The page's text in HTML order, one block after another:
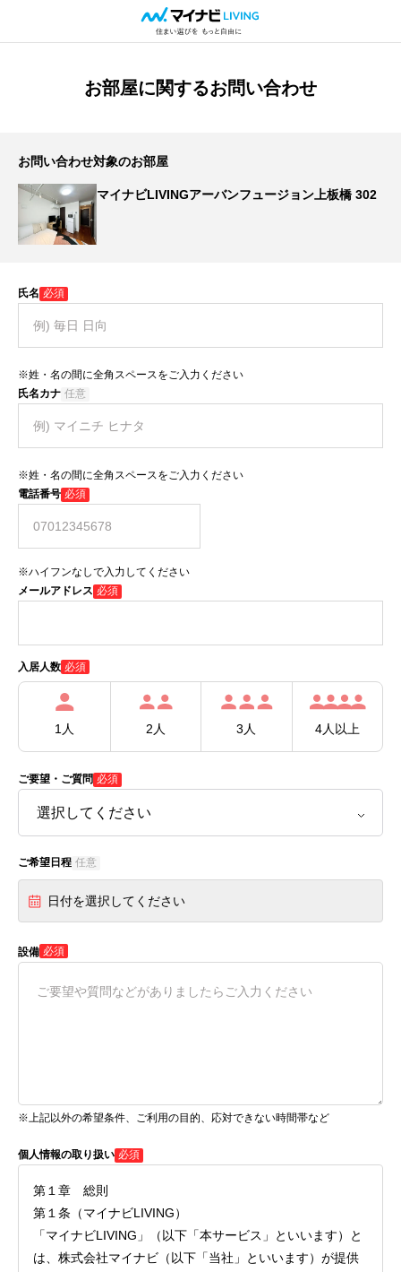
お部屋に関するお問い合わせ
お問い合わせ対象のお部屋
マイナビLIVINGアーバンフュージョン上板橋 302
氏名 必須
※姓・名の間に全角スペースをご入力ください
氏名カナ 任意
※姓・名の間に全角スペースをご入力ください
電話番号 必須
※ハイフンなしで入力してください
メールアドレス 必須
入居人数 必須
1人 2人 3人 4人以上
ご要望・ご質問 必須
ご希望日程 任意
日付を選択してください
設備 必須
※上記以外の希望条件、ご利用の目的、応対できない時間帯など
個人情報の取り扱い 必須
第１章 総則
第１条（マイナビLIVING）
「マイナビLIVING」（以下「本サービス」といいます）と
は、株式会社マイナビ（以下「当社」といいます）が提供